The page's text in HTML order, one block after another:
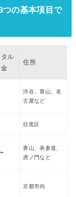
つの基本項目で
ル
住所
渋谷、青山、名
古屋など
目黒区
青山、表参道、
虎ノ門など
京都市内